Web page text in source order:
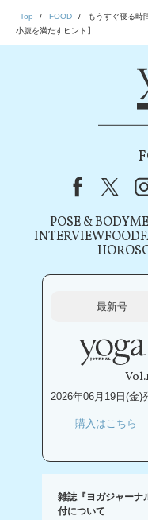
Top FOOD
もうすぐ寝る時
小腹を満たすヒント】
Facebook
X
POSE & BODY
INTERVIEWFOOD
最新号
2026年06月19日(金)
購入はこちら
雑誌『ヨガジャーナ
付について